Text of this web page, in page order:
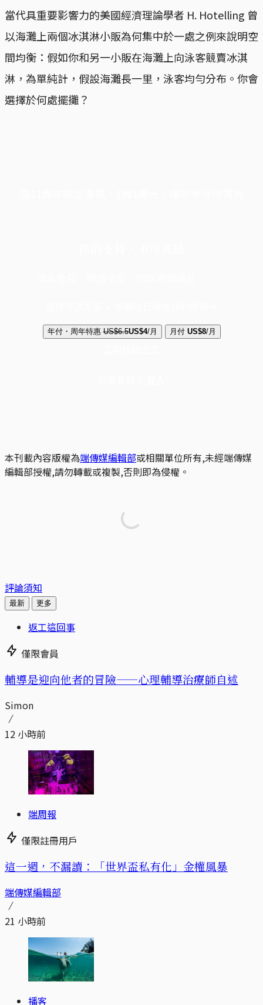
當代具重要影響力的美國經濟理論學者 H. Hotelling 曾
以海灘上兩個冰淇淋小販為何集中於一處之例來說明空
間均衡：假如你和另一小販在海灘上向泳客競賣冰淇
淋，為單純計，假設海灘長一里，泳客均勻分布。你會
選擇於何處擺攤？
年付・周年特惠 US$6.5US$4/月 月付 US$8/月
本刊載內容版權為端傳媒編輯部或相關單位所有,未經端傳媒
編輯部授權,請勿轉載或複製,否則即為侵權。
評論須知
最新 更多
返工這回事
僅限會員
輔導是迎向他者的冒險——心理輔導治療師自述
Simon
12 小時前
端周報
僅限註冊用戶
這一週，不漏讀：「世界盃私有化」金權風暴
端傳媒編輯部
21 小時前
播客